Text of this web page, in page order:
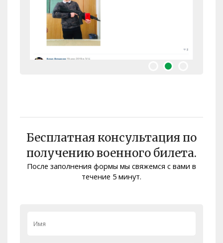
Бесплатная консультация по
получению военного билета.
После заполнения формы мы свяжемся с вами в
течение 5 минут.
Помощь призывникам